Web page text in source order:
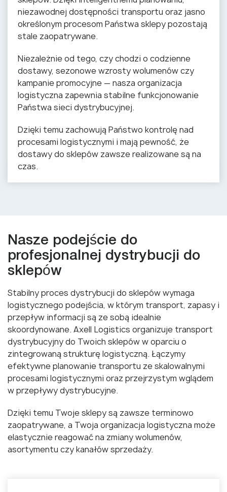
niezawodnej dostępności transportu oraz jasno
określonym procesom Państwa sklepy pozostają
stale zaopatrywane.
Niezależnie od tego, czy chodzi o codzienne
dostawy, sezonowe wzrosty wolumenów czy
kampanie promocyjne — nasza organizacja
logistyczna zapewnia stabilne funkcjonowanie
Państwa sieci dystrybucyjnej.
Dzięki temu zachowują Państwo kontrolę nad
procesami logistycznymi i mają pewność, że
dostawy do sklepów zawsze realizowane są na
czas.
Nasze podejście do
profesjonalnej dystrybucji do
sklepów
Stabilny proces dystrybucji do sklepów wymaga
logistycznego podejścia, w którym transport, zapasy i
przepływ informacji są ze sobą idealnie
skoordynowane. Axell Logistics organizuje transport
dystrybucyjny do Twoich sklepów w oparciu o
zintegrowaną strukturę logistyczną. Łączymy
efektywne planowanie transportu ze skalowalnymi
procesami logistycznymi oraz przejrzystym wglądem
w przepływy dystrybucyjne.
Dzięki temu Twoje sklepy są zawsze terminowo
zaopatrywane, a Twoja organizacja logistyczna może
elastycznie reagować na zmiany wolumenów,
asortymentu czy kanałów sprzedaży.